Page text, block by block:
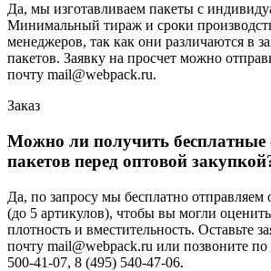
Да, мы изготавливаем пакеты с
Минимальный тираж и сроки
менеджеров, так как они различаются в
пакетов. Заявку на просчет можно
почту mail@webpack.ru.
Заказ
Можно ли получить бесплатные
пакетов перед оптовой
Да, по запросу мы бесплатно
(до 5 артикулов), чтобы вы могли оценить
плотность и вместительность. Оставьте
почту mail@webpack.ru или позвоните
500-41-07, 8 (495) 540-47-06.